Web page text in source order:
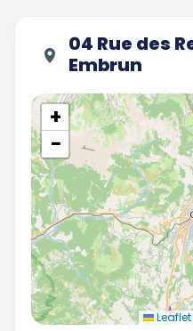
04 Rue des
Embrun
+
−
Leaflet